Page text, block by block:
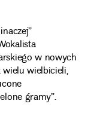
w nowych
wielbicieli,
gramy”.